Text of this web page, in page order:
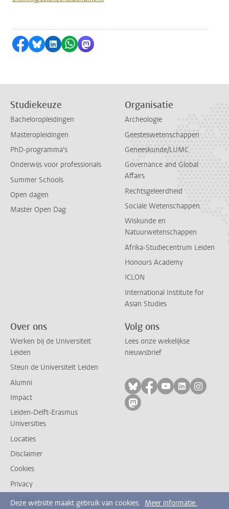
Delen op Facebook
Delen via Bluesky
Delen op LinkedIn
Delen via WhatsApp
Delen via Mastodon
Studiekeuze
Bacheloropleidingen
Masteropleidingen
PhD-programma's
Onderwijs voor professionals
Summer Schools
Open dagen
Master Open Dag
Organisatie
Archeologie
Geesteswetenschappen
Geneeskunde/LUMC
Governance and Global
Affairs
Rechtsgeleerdheid
Sociale Wetenschappen
Wiskunde en
Natuurwetenschappen
Afrika-Studiecentrum Leiden
Honours Academy
ICLON
International Institute for
Asian Studies
Over ons
Werken bij de Universiteit
Leiden
Steun de Universiteit Leiden
Alumni
Impact
Leiden-Delft-Erasmus
Universities
Locaties
Disclaimer
Cookies
Privacy
Contact
Volg ons
Lees onze wekelijkse
nieuwsbrief
Volg ons op bluesky
Volg ons op
Volg ons op
Volg ons
Volg
Volg ons op mastodon
Deze website maakt gebruik van cookies. Meer informatie.